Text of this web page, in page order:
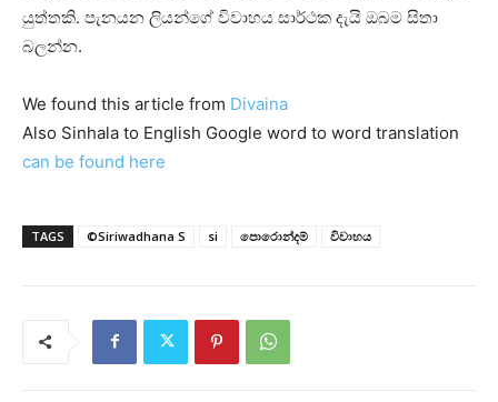
යුත්තකි. පැනයන ලියන්ගේ විවාහය සාර්ථක දැයි ඔබම සිතා
බලන්න.
We found this article from Divaina
Also Sinhala to English Google word to word translation
can be found here
TAGS ©Siriwadhana S si පොරොන්දම් විවාහය